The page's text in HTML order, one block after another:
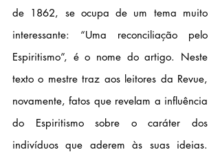
de 1862, se ocupa de um tema muito
interessante: “Uma reconciliação pelo
Espiritismo”, é o nome do artigo. Neste
texto o mestre traz aos leitores da Revue,
novamente, fatos que revelam a influência
do Espiritismo sobre o caráter dos
indivíduos que aderem às suas ideias.